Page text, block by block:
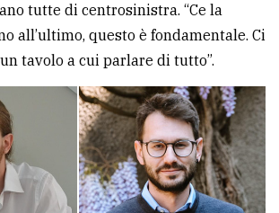
tutte di centrosinistra. “Ce la
all’ultimo, questo è fondamentale. Ci
tavolo a cui parlare di tutto”.